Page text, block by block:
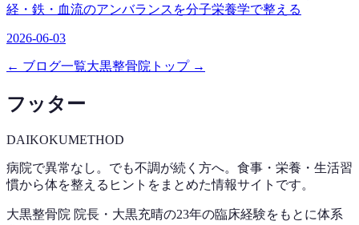
経・鉄・血流のアンバランスを分子栄養学で整える
2026-06-03
← ブログ一覧大黒整骨院トップ →
フッター
DAIKOKUMETHOD
病院で異常なし。でも不調が続く方へ。食事・栄養・生活習
慣から体を整えるヒントをまとめた情報サイトです。
大黒整骨院 院長・大黒充晴の23年の臨床経験をもとに体系